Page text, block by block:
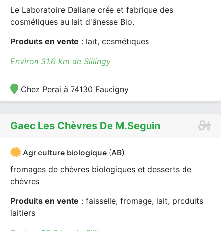
Le Laboratoire Daliane crée et fabrique des
cosmétiques au lait d'ânesse Bio.
Produits en vente : lait, cosmétiques
Environ 31.6 km de Sillingy
Chez Perai à 74130 Faucigny
Gaec Les Chèvres De M.seguin
Agriculture biologique (AB)
fromages de chèvres biologiques et desserts de
chèvres
Produits en vente : faisselle, fromage, lait, produits
laitiers